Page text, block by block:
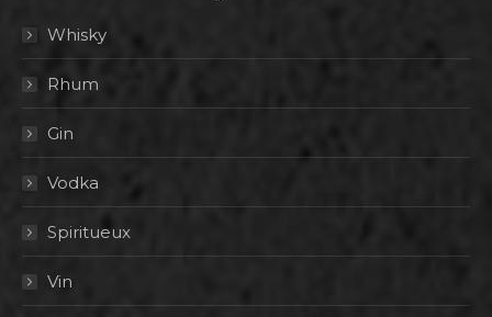
Whisky
Rhum
Gin
Vodka
Spiritueux
Vin